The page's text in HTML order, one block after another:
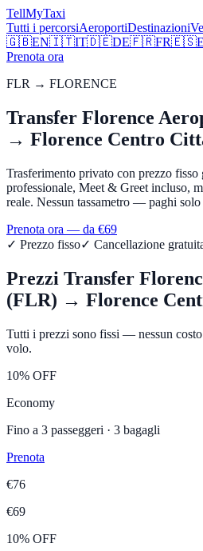
TellMyTaxi
Tutti i percorsiAeroportiDestinazioni
🇬🇧EN🇮🇹IT🇩🇪DE🇫🇷FR🇪🇸
Prenota ora
FLR → FLORENCE
Transfer Florence
→ Florence Centro
Trasferimento privato con prezzo fisso
professionale, Meet & Greet incluso,
reale. Nessun tassametro — paghi
Prenota ora — da €69
✓ Prezzo fisso✓ Cancellazione
Prezzi Transfer
(FLR) → Florence
Tutti i prezzi sono fissi — nessun
volo.
10% OFF
Economy
Fino a 3 passeggeri · 3 bagagli
Prenota
€76
€69
10% OFF